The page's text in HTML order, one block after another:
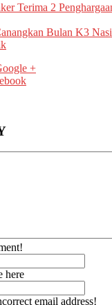
Terima 2
Bulan K3
+
here
email address!